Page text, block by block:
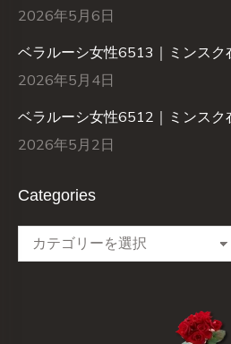
2026年5月6日
ベラルーシ女性6513｜ミンスク
2026年5月4日
ベラルーシ女性6512｜ミンスク
2026年5月2日
Categories
Categories